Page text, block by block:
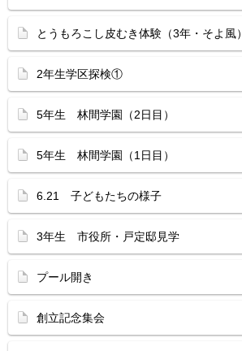
とうもろこし皮むき体験（3年・そよ風）
2年生学区探検①
5年生 林間学園（2日目）
5年生 林間学園（1日目）
6.21 子どもたちの様子
3年生 市役所・戸定邸見学
プール開き
創立記念集会